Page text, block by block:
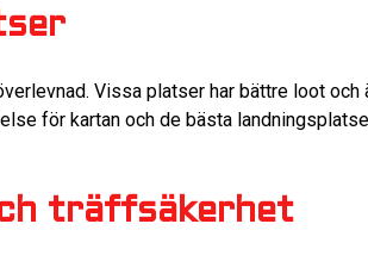
Vissa platser har bättre loot
för kartan och de bästa
träffsäkerhet